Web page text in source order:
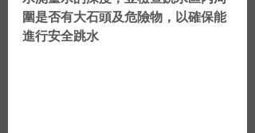
圍是否有大石頭及危險物，以確保能
進行安全跳水